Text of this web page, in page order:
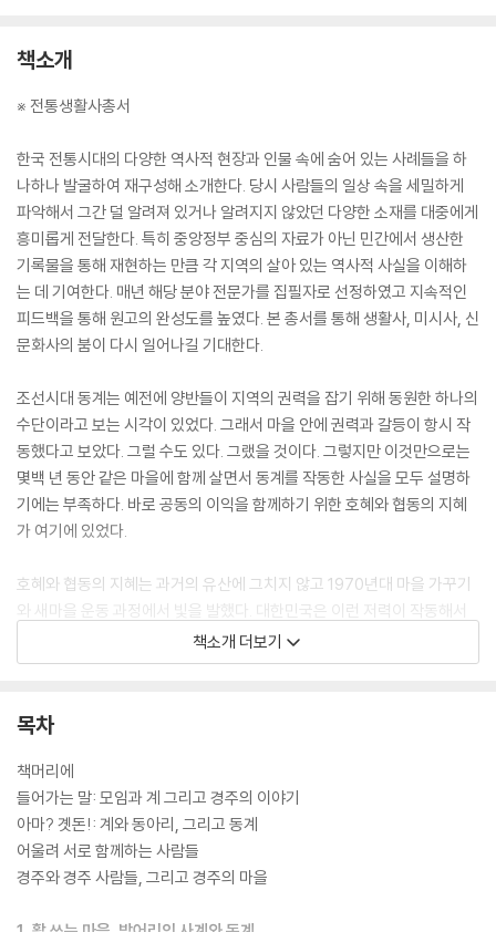
책소개
※ 전통생활사총서
한국 전통시대의 다양한 역사적 현장과 인물 속에 숨어 있는 사례들을 하
나하나 발굴하여 재구성해 소개한다. 당시 사람들의 일상 속을 세밀하게
파악해서 그간 덜 알려져 있거나 알려지지 않았던 다양한 소재를 대중에게
흥미롭게 전달한다. 특히 중앙정부 중심의 자료가 아닌 민간에서 생산한
기록물을 통해 재현하는 만큼 각 지역의 살아 있는 역사적 사실을 이해하
는 데 기여한다. 매년 해당 분야 전문가를 집필자로 선정하였고 지속적인
피드백을 통해 원고의 완성도를 높였다. 본 총서를 통해 생활사, 미시사, 신
문화사의 붐이 다시 일어나길 기대한다.
조선시대 동계는 예전에 양반들이 지역의 권력을 잡기 위해 동원한 하나의
수단이라고 보는 시각이 있었다. 그래서 마을 안에 권력과 갈등이 항시 작
동했다고 보았다. 그럴 수도 있다. 그랬을 것이다. 그렇지만 이것만으로는
몇백 년 동안 같은 마을에 함께 살면서 동계를 작동한 사실을 모두 설명하
기에는 부족하다. 바로 공동의 이익을 함께하기 위한 호혜와 협동의 지혜
가 여기에 있었다.
호혜와 협동의 지혜는 과거의 유산에 그치지 않고 1970년대 마을 가꾸기
와 새마을 운동 과정에서 빛을 발했다. 대한민국은 이런 저력이 작동해서
새마을 운동을 성취하고 인류사에 전례가 없는 농촌개발 성공의 신화를 만
들었다. 세계는 한국의 새마을 운동의 경험을 함께하기 위해 주목하고 있
책소개 더보기
목차
책머리에
들어가는 말: 모임과 계 그리고 경주의 이야기
아마? 곗돈!: 계와 동아리, 그리고 동계
어울려 서로 함께하는 사람들
경주와 경주 사람들, 그리고 경주의 마을